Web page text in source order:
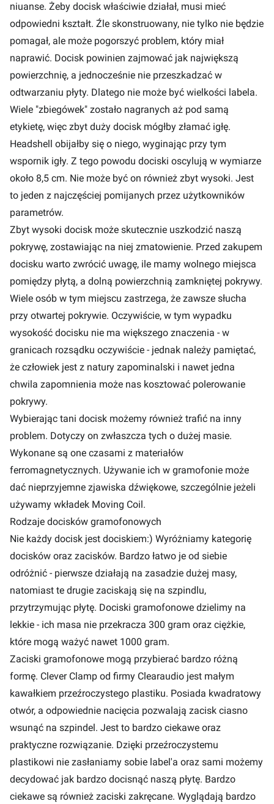
niuanse. Żeby docisk właściwie działał, musi mieć
odpowiedni kształt. Źle skonstruowany, nie tylko nie będzie
pomagał, ale może pogorszyć problem, który miał
naprawić. Docisk powinien zajmować jak największą
powierzchnię, a jednocześnie nie przeszkadzać w
odtwarzaniu płyty. Dlatego nie może być wielkości labela.
Wiele "zbiegówek" zostało nagranych aż pod samą
etykietę, więc zbyt duży docisk mógłby złamać igłę.
Headshell obijałby się o niego, wyginając przy tym
wspornik igły. Z tego powodu dociski oscylują w wymiarze
około 8,5 cm. Nie może być on również zbyt wysoki. Jest
to jeden z najczęściej pomijanych przez użytkowników
parametrów.
Zbyt wysoki docisk może skutecznie uszkodzić naszą
pokrywę, zostawiając na niej zmatowienie. Przed zakupem
docisku warto zwrócić uwagę, ile mamy wolnego miejsca
pomiędzy płytą, a dolną powierzchnią zamkniętej pokrywy.
Wiele osób w tym miejscu zastrzega, że zawsze słucha
przy otwartej pokrywie. Oczywiście, w tym wypadku
wysokość docisku nie ma większego znaczenia - w
granicach rozsądku oczywiście - jednak należy pamiętać,
że człowiek jest z natury zapominalski i nawet jedna
chwila zapomnienia może nas kosztować polerowanie
pokrywy.
Wybierając tani docisk możemy również trafić na inny
problem. Dotyczy on zwłaszcza tych o dużej masie.
Wykonane są one czasami z materiałów
ferromagnetycznych. Używanie ich w gramofonie może
dać nieprzyjemne zjawiska dźwiękowe, szczególnie jeżeli
używamy wkładek Moving Coil.
Rodzaje docisków gramofonowych
Nie każdy docisk jest dociskiem:) Wyróżniamy kategorię
docisków oraz zacisków. Bardzo łatwo je od siebie
odróżnić - pierwsze działają na zasadzie dużej masy,
natomiast te drugie zaciskają się na szpindlu,
przytrzymując płytę. Dociski gramofonowe dzielimy na
lekkie - ich masa nie przekracza 300 gram oraz ciężkie,
które mogą ważyć nawet 1000 gram.
Zaciski gramofonowe mogą przybierać bardzo różną
formę. Clever Clamp od firmy Clearaudio jest małym
kawałkiem przeźroczystego plastiku. Posiada kwadratowy
otwór, a odpowiednie nacięcia pozwalają zacisk ciasno
wsunąć na szpindel. Jest to bardzo ciekawe oraz
praktyczne rozwiązanie. Dzięki przeźroczystemu
plastikowi nie zasłaniamy sobie label'a oraz sami możemy
decydować jak bardzo docisnąć naszą płytę. Bardzo
ciekawe są również zaciski zakręcane. Wyglądają bardzo